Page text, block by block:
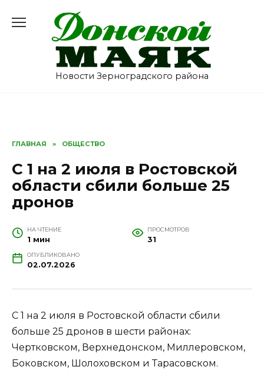
содержанию
Новости Зерноградского района
ГЛАВНАЯ » ОБЩЕСТВО
С 1 на 2 июля в Ростовской
области сбили больше 25
дронов
НА ЧТЕНИЕ
1 мин
ПРОСМОТРОВ
31
ОПУБЛИКОВАНО
02.07.2026
С 1 на 2 июля в Ростовской области сбили
больше 25 дронов в шести районах:
Чертковском, Верхнедонском, Миллеровском,
Боковском, Шолоховском и Тарасовском.